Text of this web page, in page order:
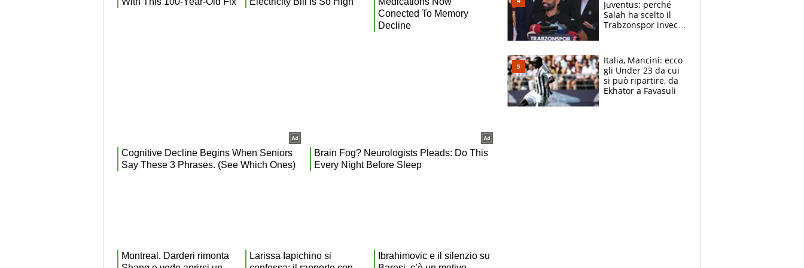
Juventus: perché
Salah ha scelto il
Trabzonspor invece
Italia, Mancini: ecco
gli Under 23 da cui
si può ripartire, da
Ekhator a Favasuli